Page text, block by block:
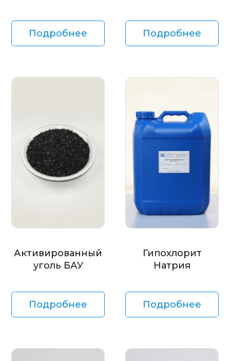
Подробнее Подробнее
Активированный
уголь БАУ
Подробнее
Гипохлорит
Натрия
Подробнее